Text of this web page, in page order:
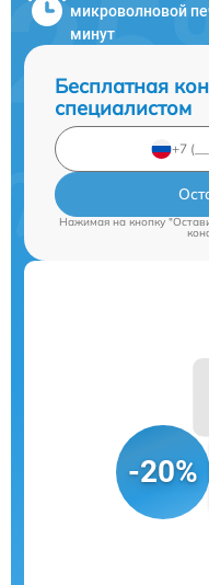
микроволновой
минут
Бесплатная
специалистом
Нажимая на кнопку
-20%